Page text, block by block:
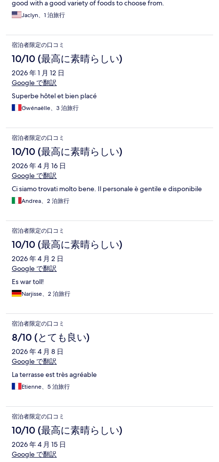
good with a good variety of foods to choose from.
Jaclyn、1 泊旅行
宿泊者限定の口コミ
10/10 (最高に素晴らしい)
2026 年 1 月 12 日
Google で翻訳
Superbe hôtel et bien placé
Gwénaëlle、3 泊旅行
宿泊者限定の口コミ
10/10 (最高に素晴らしい)
2026 年 4 月 16 日
Google で翻訳
Ci siamo trovati molto bene. Il personale è gentile e disponibile
Andrea、2 泊旅行
宿泊者限定の口コミ
10/10 (最高に素晴らしい)
2026 年 4 月 2 日
Google で翻訳
Es war toll!
Narjisse、2 泊旅行
宿泊者限定の口コミ
8/10 (とても良い)
2026 年 4 月 8 日
Google で翻訳
La terrasse est très agréable
Etienne、5 泊旅行
宿泊者限定の口コミ
10/10 (最高に素晴らしい)
2026 年 4 月 15 日
Google で翻訳